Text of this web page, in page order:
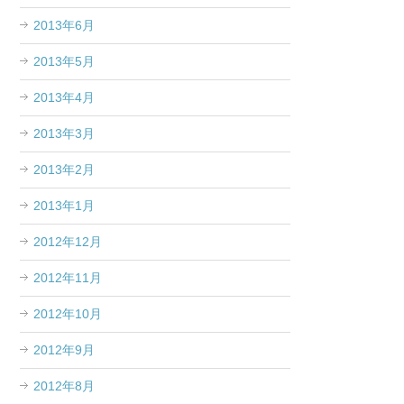
2013年6月
2013年5月
2013年4月
2013年3月
2013年2月
2013年1月
2012年12月
2012年11月
2012年10月
2012年9月
2012年8月